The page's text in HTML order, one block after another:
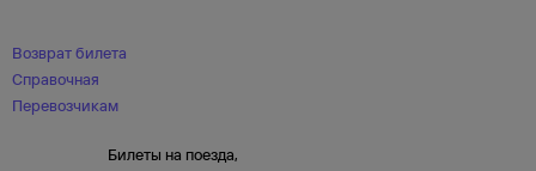
Возврат билета
Справочная
Перевозчикам
Билеты на поезда,